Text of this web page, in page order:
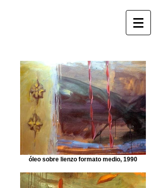
óleo sobre lienzo formato medio, 1990